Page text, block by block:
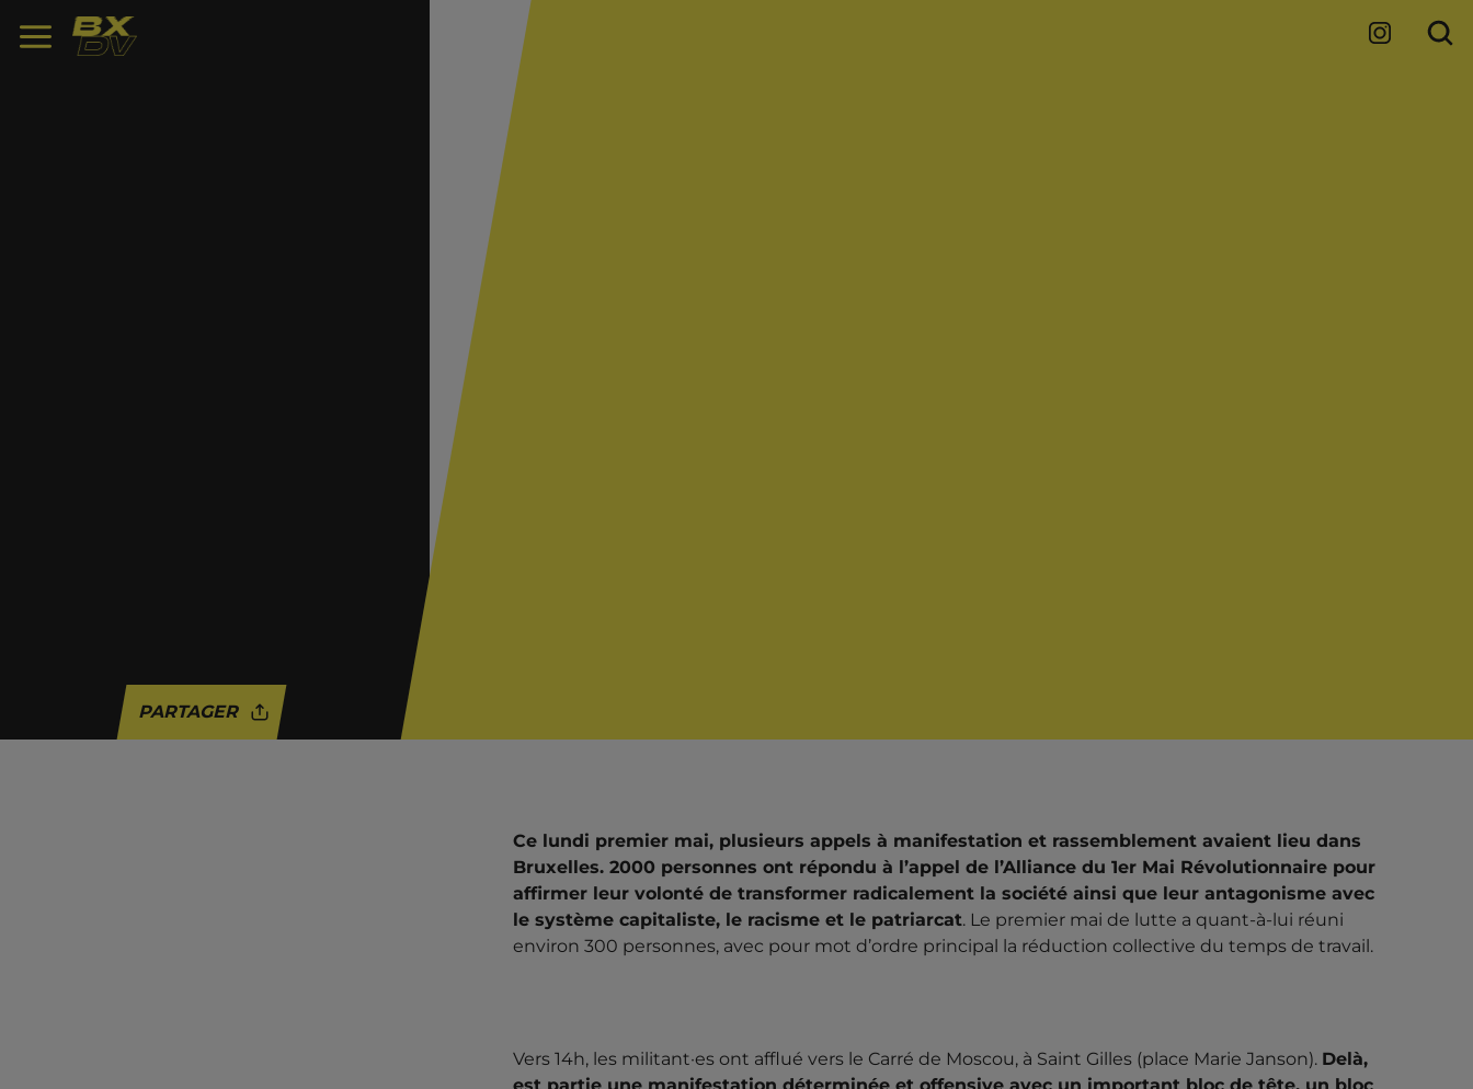
2000 PERSONNES DANS LA RUE
POUR LE 1ER MAI
RÉVOLUTIONNAIRE
dans Bruxelles. 2000 personnes ont répondu à l'appel de l'Alliance du 1er Mai Révolutionnaire pour
affirmer leur volonté de transformer radicalement la société ainsi que leur antagonisme avec le
PARTAGER
Ce lundi premier mai, plusieurs appels à manifestation et rassemblement avaient lieu dans
Bruxelles. 2000 personnes ont répondu à l’appel de l’Alliance du 1er Mai Révolutionnaire pour
affirmer leur volonté de transformer radicalement la société ainsi que leur antagonisme avec
le système capitaliste, le racisme et le patriarcat. Le premier mai de lutte a quant-à-lui réuni
environ 300 personnes, avec pour mot d’ordre principal la réduction collective du temps de travail.
Vers 14h, les militant·es ont afflué vers le Carré de Moscou, à Saint Gilles (place Marie Janson). Delà,